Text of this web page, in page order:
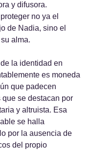
y difusora.
no ya el
de Nadia, sino el
alma.
la identidad en
es moneda
que padecen
se destacan por
y altruista. Esa
se halla
por la ausencia de
del propio